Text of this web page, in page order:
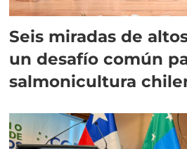
Seis miradas de
un desafío común
salmonicultura